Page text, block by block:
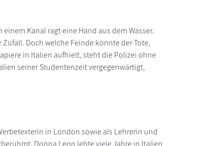
Kanal ragt eine Hand aus dem Wasser.
Doch welche Feinde könnte der Tote,
in Italien aufhielt, steht die Polizei ohne
seiner Studentenzeit vergegenwärtigt,
in London sowie als Lehrerin und
Donna Leon lebte viele Jahre in Italien